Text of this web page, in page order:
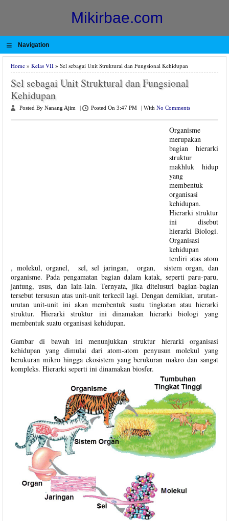
Mikirbae.com
≡ Navigation
Home » Kelas VII » Sel sebagai Unit Struktural dan Fungsional Kehidupan
Sel sebagai Unit Struktural dan Fungsional
Kehidupan
Posted By Nanang Ajim Posted On 3:47 PM With No Comments
Organisme
merupakan
bagian hierarki
struktur
makhluk hidup
yang
membentuk
organisasi
kehidupan.
Hierarki struktur
ini disebut
hierarki Biologi.
Organisasi
kehidupan
terdiri atas atom
, molekul, organel, sel, sel jaringan, organ, sistem organ, dan
organisme. Pada pengamatan bagian dalam katak, seperti paru-paru,
jantung, usus, dan lain-lain. Ternyata, jika ditelusuri bagian-bagian
tersebut tersusun atas unit-unit terkecil lagi. Dengan demikian, urutan-
urutan unit-unit ini akan membentuk suatu tingkatan atau hierarki
struktur. Hierarki struktur ini dinamakan hierarki biologi yang
membentuk suatu organisasi kehidupan.
Gambar di bawah ini menunjukkan struktur hierarki organisasi
kehidupan yang dimulai dari atom-atom penyusun molekul yang
berukuran mikro hingga ekosistem yang berukuran makro dan sangat
kompleks. Hierarki seperti ini dinamakan biosfer.